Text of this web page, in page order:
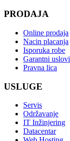
PRODAJA
Online prodaja
Nacin placanja
Isporuka robe
Garantni uslovi
Pravna lica
USLUGE
Servis
Održavanje
IT Inžinjering
Datacentar